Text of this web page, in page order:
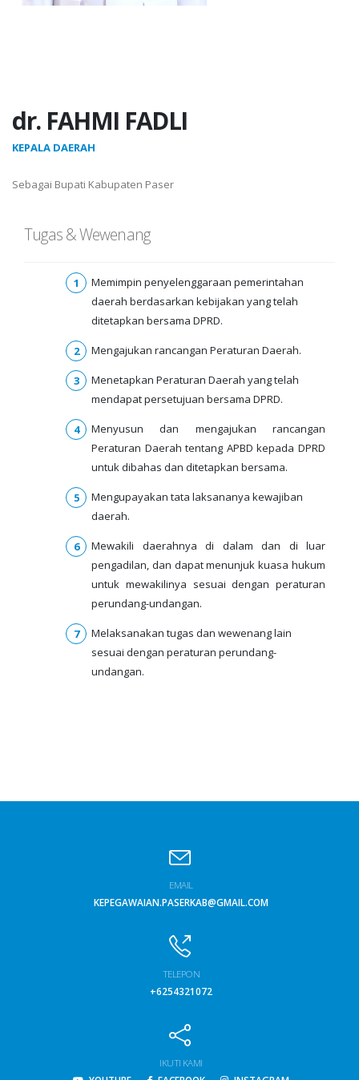
dr. FAHMI FADLI
KEPALA DAERAH
Sebagai Bupati Kabupaten Paser
Tugas & Wewenang
Memimpin penyelenggaraan pemerintahan
daerah berdasarkan kebijakan yang telah
ditetapkan bersama DPRD.
Mengajukan rancangan Peraturan Daerah.
Menetapkan Peraturan Daerah yang telah
mendapat persetujuan bersama DPRD.
Menyusun dan mengajukan rancangan
Peraturan Daerah tentang APBD kepada DPRD
untuk dibahas dan ditetapkan bersama.
Mengupayakan tata laksananya kewajiban
daerah.
Mewakili daerahnya di dalam dan di luar
pengadilan, dan dapat menunjuk kuasa hukum
untuk mewakilinya sesuai dengan peraturan
perundang-undangan.
Melaksanakan tugas dan wewenang lain
sesuai dengan peraturan perundang-
undangan.
EMAIL
KEPEGAWAIAN.PASERKAB@GMAIL.COM
TELEPON
+6254321072
IKUTI KAMI